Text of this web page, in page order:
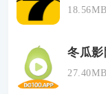
18.56MB
冬瓜
27.40MB